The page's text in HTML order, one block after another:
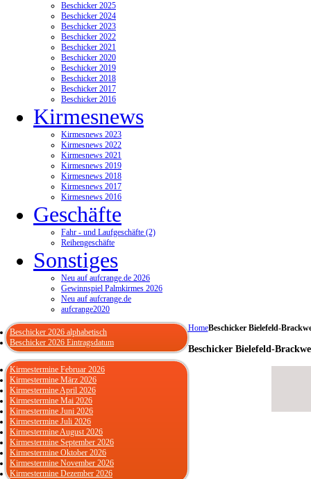
Beschicker 2025
Beschicker 2024
Beschicker 2023
Beschicker 2022
Beschicker 2021
Beschicker 2020
Beschicker 2019
Beschicker 2018
Beschicker 2017
Beschicker 2016
Kirmesnews
Kirmesnews 2023
Kirmesnews 2022
Kirmesnews 2021
Kirmesnews 2019
Kirmesnews 2018
Kirmesnews 2017
Kirmesnews 2016
Geschäfte
Fahr - und Laufgeschäfte (2)
Reihengeschäfte
Sonstiges
Neu auf aufcrange.de 2026
Gewinnspiel Palmkirmes 2026
Neu auf aufcrange.de
aufcrange2020
HomeBeschicker Bielefeld-
Beschicker Bielefeld-
Beschicker 2026 alphabetisch
Beschicker 2026 Eintragsdatum
Kirmestermine Februar 2026
Kirmestermine März 2026
Kirmestermine April 2026
Kirmestermine Mai 2026
Kirmestermine Juni 2026
Kirmestermine Juli 2026
Kirmestermine August 2026
Kirmestermine September 2026
Kirmestermine Oktober 2026
Kirmestermine November 2026
Kirmestermine Dezember 2026